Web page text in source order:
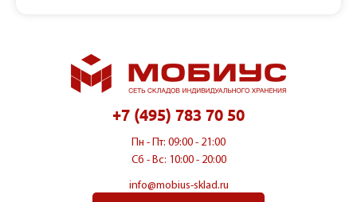
+7 (495) 783 70 50
Пн - Пт: 09:00 - 21:00
Сб - Вс: 10:00 - 20:00
info@mobius-sklad.ru